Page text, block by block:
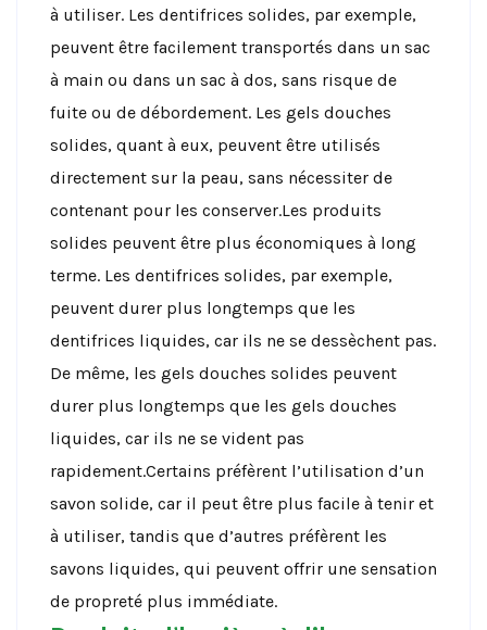
à utiliser. Les dentifrices solides, par exemple,
peuvent être facilement transportés dans un sac
à main ou dans un sac à dos, sans risque de
fuite ou de débordement. Les gels douches
solides, quant à eux, peuvent être utilisés
directement sur la peau, sans nécessiter de
contenant pour les conserver.Les produits
solides peuvent être plus économiques à long
terme. Les dentifrices solides, par exemple,
peuvent durer plus longtemps que les
dentifrices liquides, car ils ne se dessèchent pas.
De même, les gels douches solides peuvent
durer plus longtemps que les gels douches
liquides, car ils ne se vident pas
rapidement.Certains préfèrent l’utilisation d’un
savon solide, car il peut être plus facile à tenir et
à utiliser, tandis que d’autres préfèrent les
savons liquides, qui peuvent offrir une sensation
de propreté plus immédiate.